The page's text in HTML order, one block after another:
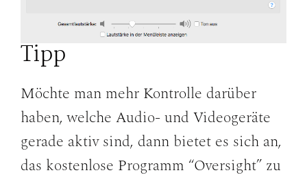
Tipp
Möchte man mehr Kontrolle darüber
haben, welche Audio- und Videogeräte
gerade aktiv sind, dann bietet es sich an,
das kostenlose Programm “Oversight” zu